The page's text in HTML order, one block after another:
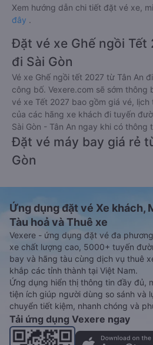
Xem hướng dẫn chi tiết đặt vé xe,
đây .
Đặt vé xe Ghế ngồi Tết
đi Sài Gòn
Vé xe Ghế ngồi tết 2027 từ Tân An
công bố. Vexere.com sẽ sớm thông
vé xe Tết 2027 bao gồm giá vé,
của các hãng xe khách đi tuyến
Sài Gòn - Tân An ngay khi có thông
Đặt vé máy bay giá rẻ
Gòn
Ứng dụng đặt vé Xe khách,
Tàu hoả và Thuê xe
Vexere - ứng dụng đặt vé đa
xe chất lượng cao, 5000+ tuyến
bay và hãng tàu cùng dịch vụ thuê
khắp các tỉnh thành tại Việt Nam.
Ứng dụng hiển thị thông tin đầy đủ,
tiện ích giúp người dùng so sánh và
chuyển tiết kiệm, nhanh chóng và
Tải ứng dụng Vexere ngay